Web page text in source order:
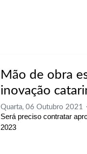
Mão de obra
inovação
Quarta, 06 Outubro 2021
Será preciso contratar
2023